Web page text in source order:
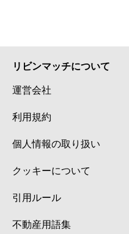
リビンマッチについて
運営会社
利用規約
個人情報の取り扱い
クッキーについて
引用ルール
不動産用語集